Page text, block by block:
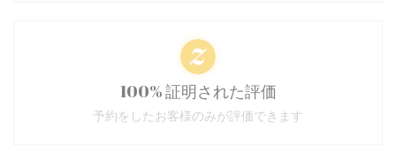
100% 証明された評価
予約をしたお客様のみが評価できます